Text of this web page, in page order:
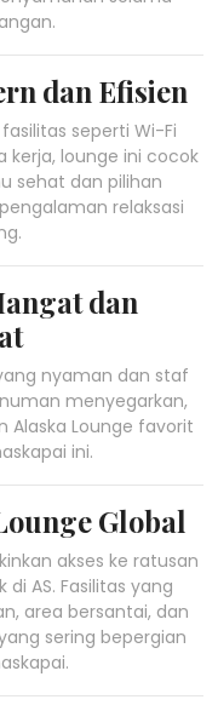
dan Efisien
seperti Wi-Fi
kerja, lounge ini cocok
sehat dan pilihan
relaksasi
dan
nyaman dan staf
menyegarkan,
Alaska Lounge favorit
ini.
Global
akses ke ratusan
AS. Fasilitas yang
area bersantai, dan
sering bepergian